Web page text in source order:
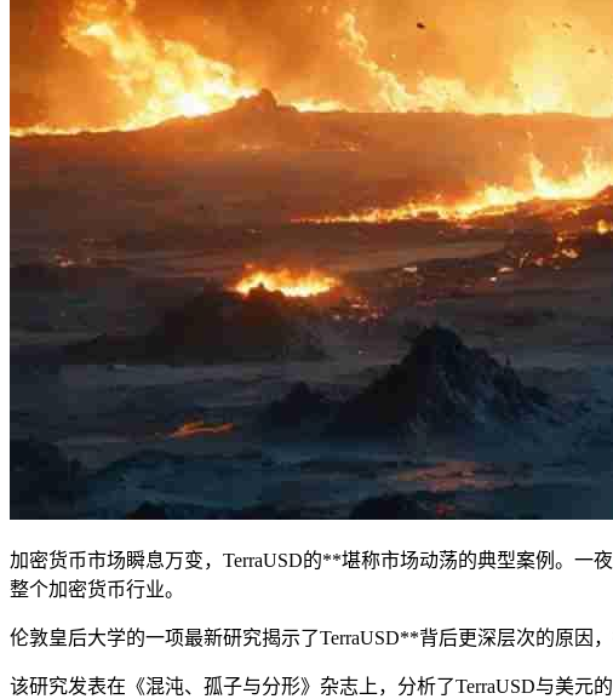
加密货币市场瞬息万变，TerraUSD的**堪称市场动荡的典型案例。一
整个加密货币行业。
伦敦皇后大学的一项最新研究揭示了TerraUSD**背后更深层次的原因
该研究发表在《混沌、孤子与分形》杂志上，分析了TerraUSD与美元